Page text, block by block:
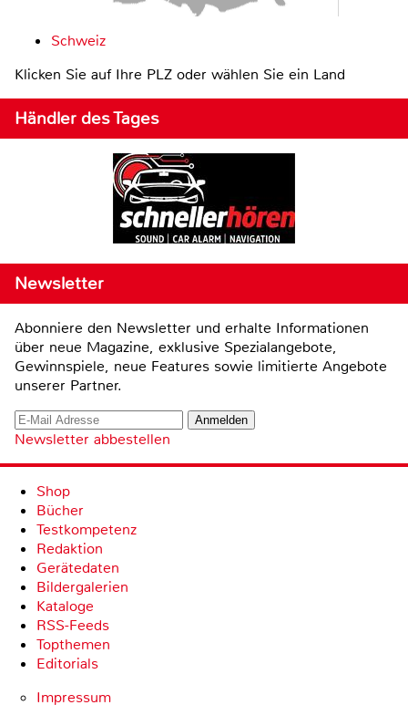
Schweiz
Klicken Sie auf Ihre PLZ oder wählen Sie ein Land
Händler des Tages
Newsletter
Abonniere den Newsletter und erhalte Informationen
über neue Magazine, exklusive Spezialangebote,
Gewinnspiele, neue Features sowie limitierte Angebote
unserer Partner.
Newsletter abbestellen
Shop
Bücher
Testkompetenz
Redaktion
Gerätedaten
Bildergalerien
Kataloge
RSS-Feeds
Topthemen
Editorials
Impressum